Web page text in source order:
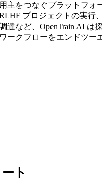
主をつなぐプラットフォ
プロジェクトの実行
達など、OpenTrain AI は
ークフローをエンドツー
ト